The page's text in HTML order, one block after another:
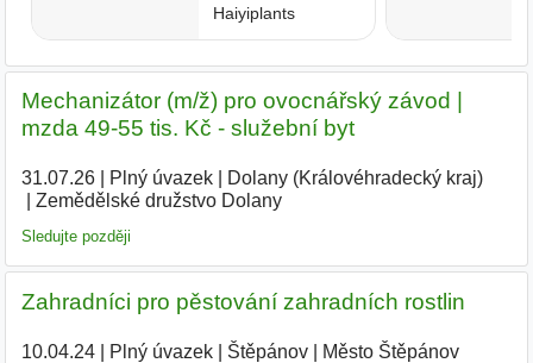
Mechanizátor (m/ž) pro ovocnářský závod |
mzda 49-55 tis. Kč - služební byt
31.07.26| Plný úvazek| Dolany (Královéhradecký kraj)|
Zemědělské družstvo Dolany
Sledujte později
Zahradníci pro pěstování zahradních rostlin
10.04.24| Plný úvazek| Štěpánov| Město Štěpánov|